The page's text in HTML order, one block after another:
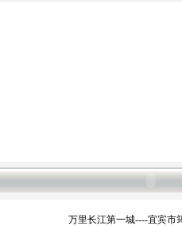
万里长江第一城----宜宾市